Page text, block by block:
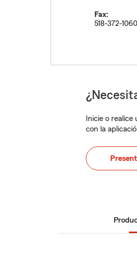
Fax:
518-372-1060
Inicie o
con la